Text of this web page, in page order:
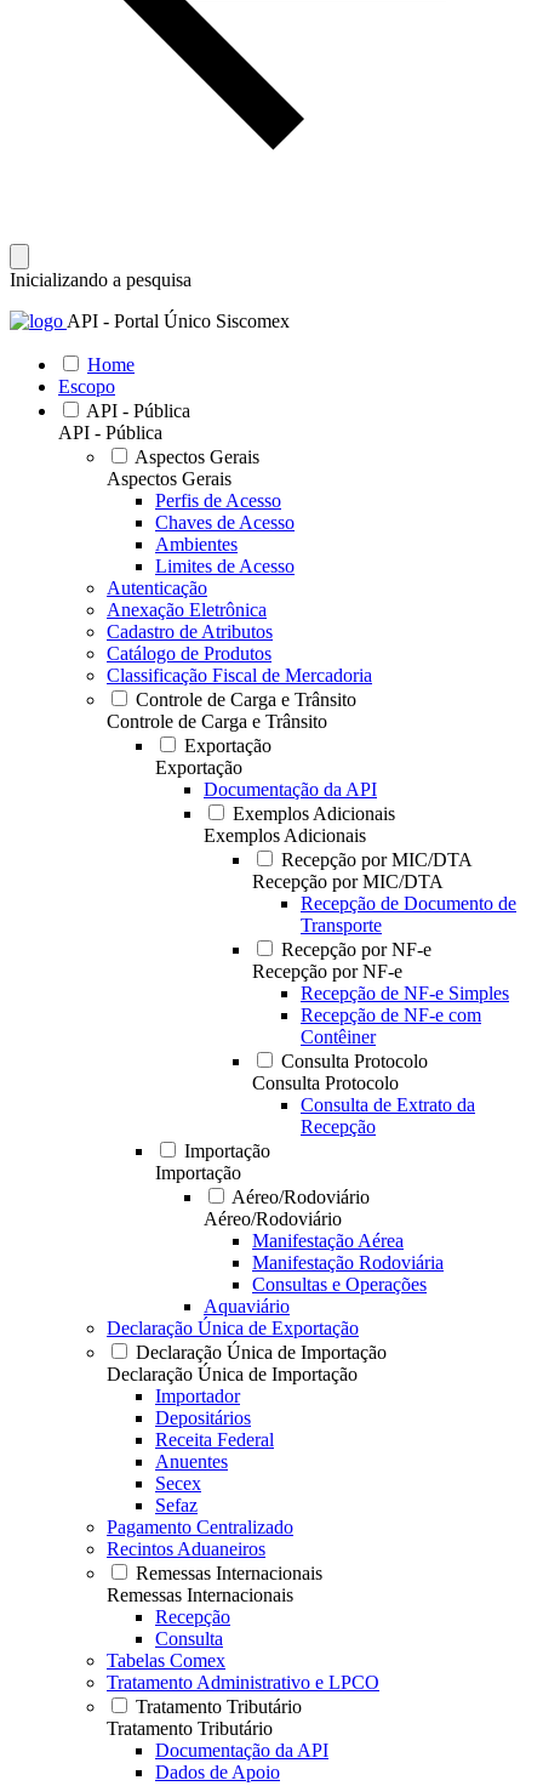
Inicializando a pesquisa
API - Portal Único Siscomex
Home
Escopo
API - Pública
API - Pública
Aspectos Gerais
Aspectos Gerais
Perfis de Acesso
Chaves de Acesso
Ambientes
Limites de Acesso
Autenticação
Anexação Eletrônica
Cadastro de Atributos
Catálogo de Produtos
Classificação Fiscal de Mercadoria
Controle de Carga e Trânsito
Controle de Carga e Trânsito
Exportação
Exportação
Documentação da API
Exemplos Adicionais
Exemplos Adicionais
Recepção por MIC/DTA
Recepção por MIC/DTA
Recepção de Documento de
Transporte
Recepção por NF-e
Recepção por NF-e
Recepção de NF-e Simples
Recepção de NF-e com
Contêiner
Consulta Protocolo
Consulta Protocolo
Consulta de Extrato da
Recepção
Importação
Importação
Aéreo/Rodoviário
Aéreo/Rodoviário
Manifestação Aérea
Manifestação Rodoviária
Consultas e Operações
Aquaviário
Declaração Única de Exportação
Declaração Única de Importação
Declaração Única de Importação
Importador
Depositários
Receita Federal
Anuentes
Secex
Sefaz
Pagamento Centralizado
Recintos Aduaneiros
Remessas Internacionais
Remessas Internacionais
Recepção
Consulta
Tabelas Comex
Tratamento Administrativo e LPCO
Tratamento Tributário
Tratamento Tributário
Documentação da API
Dados de Apoio